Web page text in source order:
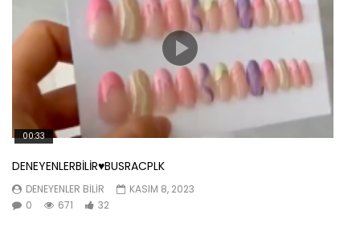
00:33
DENEYENLERBİLİR♥️BUSRACPLK
DENEYENLER BILIR
KASIM 8, 2023
0
671 32